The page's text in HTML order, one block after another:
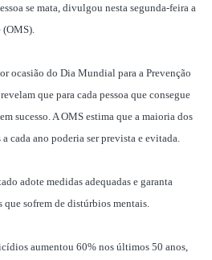
se mata, divulgou nesta segunda-feira a
ocasião do Dia Mundial para a Prevenção
que para cada pessoa que consegue
sucesso. A OMS estima que a maioria dos
cada ano poderia ser prevista e evitada.
adote medidas adequadas e garanta
que sofrem de distúrbios mentais.
aumentou 60% nos últimos 50 anos,